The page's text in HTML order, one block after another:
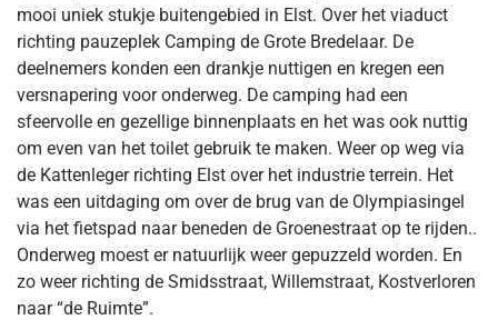
mooi uniek stukje buitengebied in Elst. Over het viaduct
richting pauzeplek Camping de Grote Bredelaar. De
deelnemers konden een drankje nuttigen en kregen een
versnapering voor onderweg. De camping had een
sfeervolle en gezellige binnenplaats en het was ook nuttig
om even van het toilet gebruik te maken. Weer op weg via
de Kattenleger richting Elst over het industrie terrein. Het
was een uitdaging om over de brug van de Olympiasingel
via het fietspad naar beneden de Groenestraat op te rijden..
Onderweg moest er natuurlijk weer gepuzzeld worden. En
zo weer richting de Smidsstraat, Willemstraat, Kostverloren
naar “de Ruimte”.